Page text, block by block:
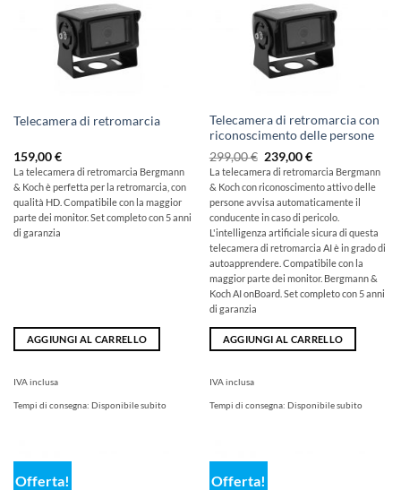
Telecamera di retromarcia
159,00€
La telecamera di retromarcia Bergmann
& Koch è perfetta per la retromarcia, con
qualità HD. Compatibile con la maggior
parte dei monitor. Set completo con 5 anni
di garanzia
AGGIUNGI AL CARRELLO
IVA inclusa
Tempi di consegna: Disponibile subito
Telecamera di retromarcia con
riconoscimento delle persone
299,00€ Il
prezzo
originale
era:
299,00
€
239,00€Il
prezzo
attuale
è:
239,00
€.
La telecamera di retromarcia Bergmann
& Koch con riconoscimento attivo delle
persone avvisa automaticamente il
conducente in caso di pericolo.
L'intelligenza artificiale sicura di questa
telecamera di retromarcia AI è in grado di
autoapprendere. Compatibile con la
maggior parte dei monitor. Bergmann &
Koch AI onBoard. Set completo con 5 anni
di garanzia
AGGIUNGI AL CARRELLO
IVA inclusa
Tempi di consegna: Disponibile subito
Offerta! Offerta!